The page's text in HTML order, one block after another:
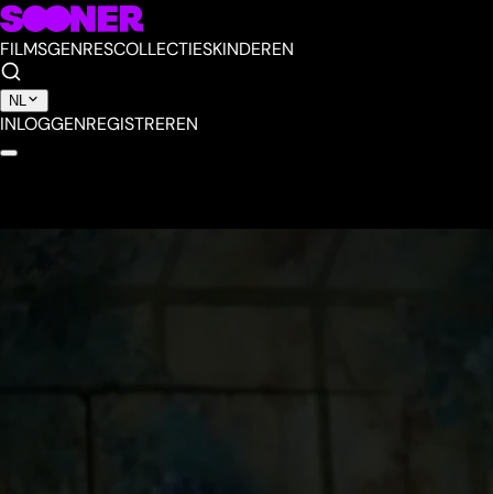
FILMSGENRESCOLLECTIESKINDEREN
NL
INLOGGENREGISTREREN